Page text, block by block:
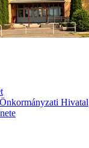
Hivatal